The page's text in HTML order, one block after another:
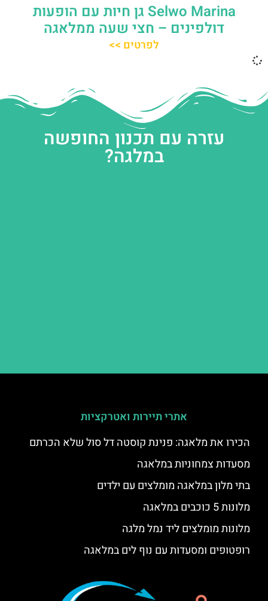
Selwo Marina גן חיות עם הופעות
דולפינים – חצי שעה ממלאגה
לפרטים >>
עזרה עם תכנון החופשה
במלגה?
אתרי תיירות ואטרקציות
הכירו את מלאגה: פנינת קוסטה דל סול שלא הכרתם
מסעדות צמחוניות במלאגה
בתי מלון במלאגה מומלצים עם ילדים
מלונות 5 כוכבים במלאגה
מלונות מומלצים ליד נמל מלגה
רופטופים ומסעדות עם נוף לים במלאגה